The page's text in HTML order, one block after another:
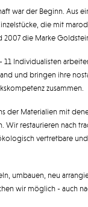
war der Beginn. Aus
die mit
2007 die Marke
11 Individualisten
und bringen ihre
zusammen.
der Materialien mit
Wir restaurieren nach
vertretbare
umbauen, neu
wir möglich - auch